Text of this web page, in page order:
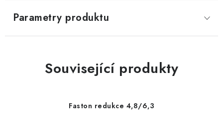
Parametry produktu
Související produkty
Faston redukce 4,8/6,3